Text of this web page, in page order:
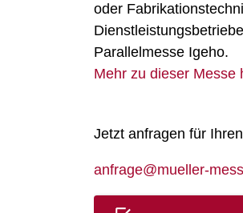
oder
Parallelmesse Igeho.
Mehr zu dieser Messe
Jetzt anfragen für
anfrage@mueller-